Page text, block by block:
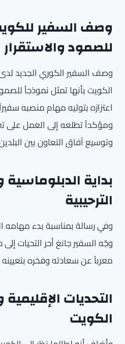
وصف السفير
للصمود والاستقرار
وصف السفير الكوري الجديد لدى
الكويت بأنها تمثل نموذجاً
اعتزازه بتوليه مهام منصبه
ومؤكداً تطلعه إلى العمل على
وتوسيع آفاق التعاون بين
بداية الدبلوماسية
الترحيبية
وفي رسالة بمناسبة بدء مهامه
وجّه السفير جانغ أحر التحيات
معرباً عن سعادته وفخره بتعيينه
التحديات
الكويت